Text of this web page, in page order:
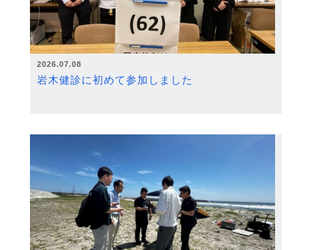
2026.07.08
岩木健診に初めて参加しました